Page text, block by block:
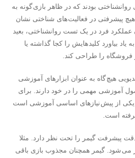
بودند که در ظاهر بازی گونه به
پیشرفتی در فعالیت های شناختی نشان
عملکرد فرد در یک تست روانشناختی، بعید
بیاورد کلید هایش را کجا گذاشته یا
فروشگاه را طراحی کند.
هیچ گاه به عنوان ابزارهای آموزشی
آموزشی مهمی را در خود دارند. برای
یکی از پیش نیازهای اساسی آموزشی است
است.
پیشرفت گیمر را تحت نظر دارد. مثلا
می شود. گیمر همچنان مجذوب بازی باقی